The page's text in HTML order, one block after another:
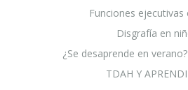
Funciones ejecutivas
Disgrafía en
¿Se desaprende en
TDAH Y